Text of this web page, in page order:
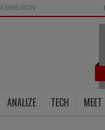
RON
ANALIZE TECH